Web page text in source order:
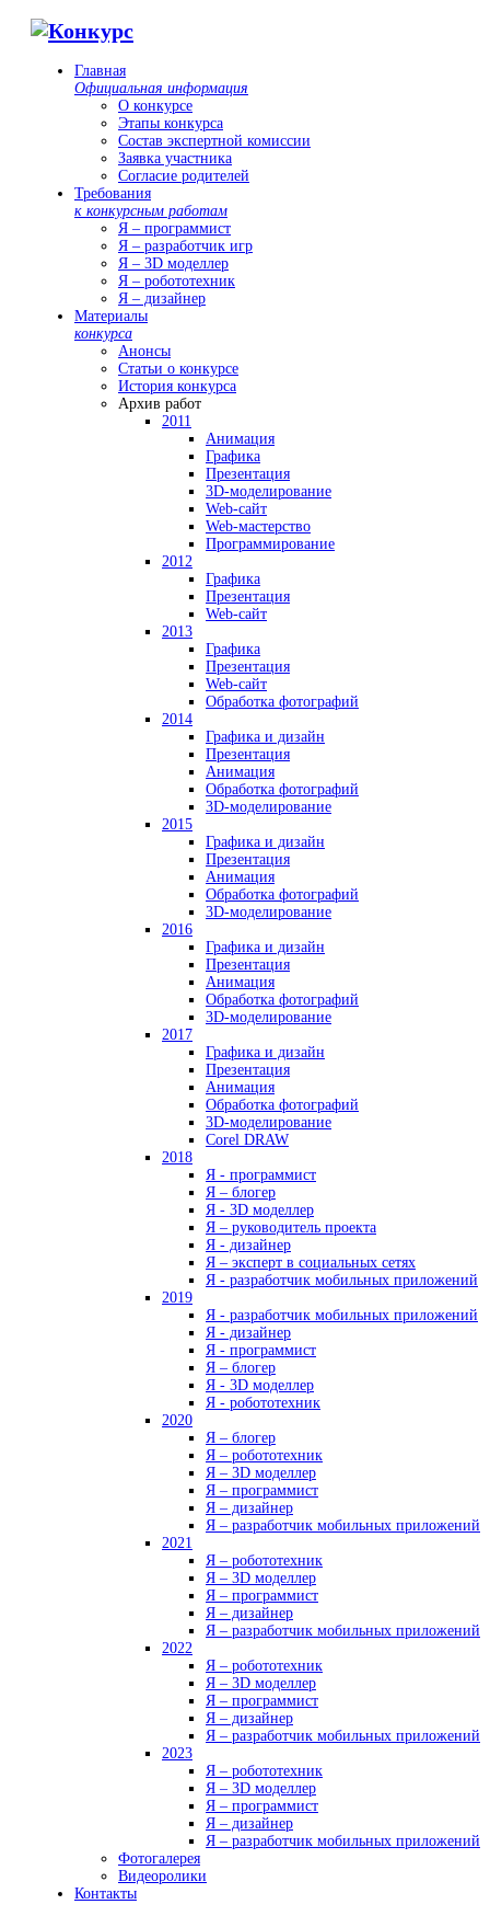
Главная
Официальная информация
О конкурсе
Этапы конкурса
Состав экспертной комиссии
Заявка участника
Согласие родителей
Требования
к конкурсным работам
Я – программист
Я – разработчик игр
Я – 3D моделлер
Я – робототехник
Я – дизайнер
Материалы
конкурса
Анонсы
Статьи о конкурсе
История конкурса
Архив работ
2011
Анимация
Графика
Презентация
3D-моделирование
Web-сайт
Web-мастерство
Программирование
2012
Графика
Презентация
Web-сайт
2013
Графика
Презентация
Web-сайт
Обработка фотографий
2014
Графика и дизайн
Презентация
Анимация
Обработка фотографий
3D-моделирование
2015
Графика и дизайн
Презентация
Анимация
Обработка фотографий
3D-моделирование
2016
Графика и дизайн
Презентация
Анимация
Обработка фотографий
3D-моделирование
2017
Графика и дизайн
Презентация
Анимация
Обработка фотографий
3D-моделирование
Corel DRAW
2018
Я - программист
Я – блогер
Я - 3D моделлер
Я – руководитель проекта
Я - дизайнер
Я – эксперт в социальных сетях
Я - разработчик мобильных приложений
2019
Я - разработчик мобильных приложений
Я - дизайнер
Я - программист
Я – блогер
Я - 3D моделлер
Я - робототехник
2020
Я – блогер
Я – робототехник
Я – 3D моделлер
Я – программист
Я – дизайнер
Я – разработчик мобильных приложений
2021
Я – робототехник
Я – 3D моделлер
Я – программист
Я – дизайнер
Я – разработчик мобильных приложений
2022
Я – робототехник
Я – 3D моделлер
Я – программист
Я – дизайнер
Я – разработчик мобильных приложений
2023
Я – робототехник
Я – 3D моделлер
Я – программист
Я – дизайнер
Я – разработчик мобильных приложений
Фотогалерея
Видеоролики
Контакты